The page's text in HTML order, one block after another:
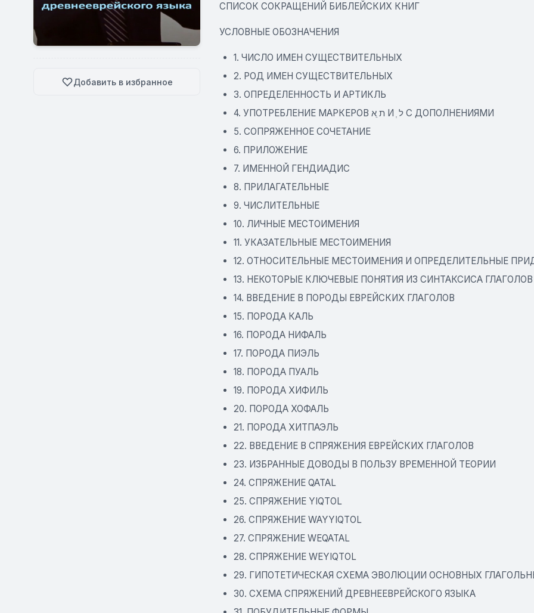
Добавить в избранное
СПИСОК СОКРАЩЕНИЙ БИБЛЕЙСКИХ КНИГ
УСЛОВНЫЕ ОБОЗНАЧЕНИЯ
1. ЧИСЛО ИМЕН СУЩЕСТВИТЕЛЬНЫХ
2. РОД ИМЕН СУЩЕСТВИТЕЛЬНЫХ
3. ОПРЕДЕЛЕННОСТЬ И АРТИКЛЬ
4. УПОТРЕБЛЕНИЕ МАРКЕРОВ ת ֵא И ְ ל С ДОПОЛНЕНИЯМИ
5. СОПРЯЖЕННОЕ СОЧЕТАНИЕ
6. ПРИЛОЖЕНИЕ
7. ИМЕННОЙ ГЕНДИАДИС
8. ПРИЛАГАТЕЛЬНЫЕ
9. ЧИСЛИТЕЛЬНЫЕ
10. ЛИЧНЫЕ МЕСТОИМЕНИЯ
11. УКАЗАТЕЛЬНЫЕ МЕСТОИМЕНИЯ
12. ОТНОСИТЕЛЬНЫЕ МЕСТОИМЕНИЯ И ОПРЕДЕЛИТЕЛЬНЫЕ
13. НЕКОТОРЫЕ КЛЮЧЕВЫЕ ПОНЯТИЯ ИЗ СИНТАКСИСА ГЛАГОЛОВ
14. ВВЕДЕНИЕ В ПОРОДЫ ЕВРЕЙСКИХ ГЛАГОЛОВ
15. ПОРОДА КАЛЬ
16. ПОРОДА НИФАЛЬ
17. ПОРОДА ПИЭЛЬ
18. ПОРОДА ПУАЛЬ
19. ПОРОДА ХИФИЛЬ
20. ПОРОДА ХОФАЛЬ
21. ПОРОДА ХИТПАЭЛЬ
22. ВВЕДЕНИЕ В СПРЯЖЕНИЯ ЕВРЕЙСКИХ ГЛАГОЛОВ
23. ИЗБРАННЫЕ ДОВОДЫ В ПОЛЬЗУ ВРЕМЕННОЙ ТЕОРИИ
24. СПРЯЖЕНИЕ QATAL
25. СПРЯЖЕНИЕ YIQTOL
26. СПРЯЖЕНИЕ WAYYIQTOL
27. СПРЯЖЕНИЕ WEQATAL
28. СПРЯЖЕНИЕ WEYIQTOL
29. ГИПОТЕТИЧЕСКАЯ СХЕМА ЭВОЛЮЦИИ ОСНОВНЫХ
30. СХЕМА СПРЯЖЕНИЙ ДРЕВНЕЕВРЕЙСКОГО ЯЗЫКА